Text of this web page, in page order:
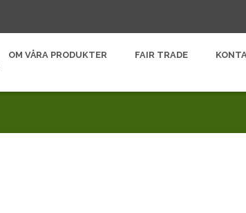
OM VÅRA PRODUKTER FAIR TRADE